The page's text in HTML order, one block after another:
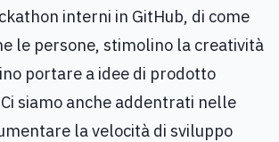
interni in GitHub, di come
le persone, stimolino la creatività
portare a idee di prodotto
siamo anche addentrati nelle
la velocità di sviluppo